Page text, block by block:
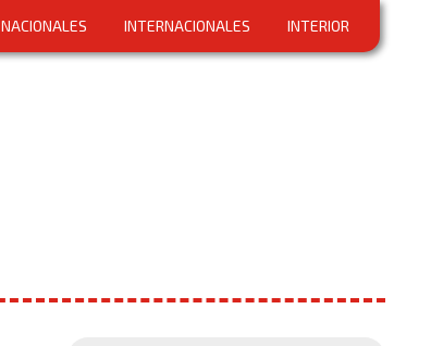
NACIONALES INTERNACIONALES INTERIOR